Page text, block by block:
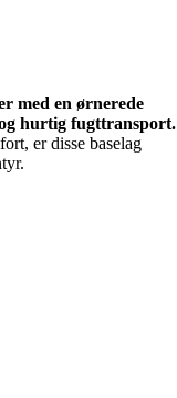
med en ørnerede
hurtig fugttransport.
er disse baselag